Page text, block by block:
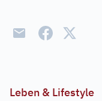
Leben & Lifestyle